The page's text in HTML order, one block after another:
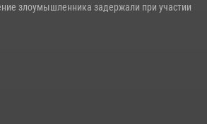
злоумышленника задержали при участии